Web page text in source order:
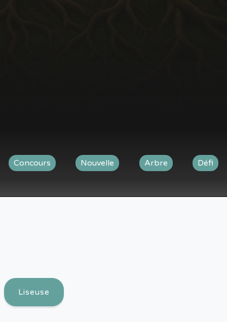
Concours Nouvelle Arbre Défi
Liseuse